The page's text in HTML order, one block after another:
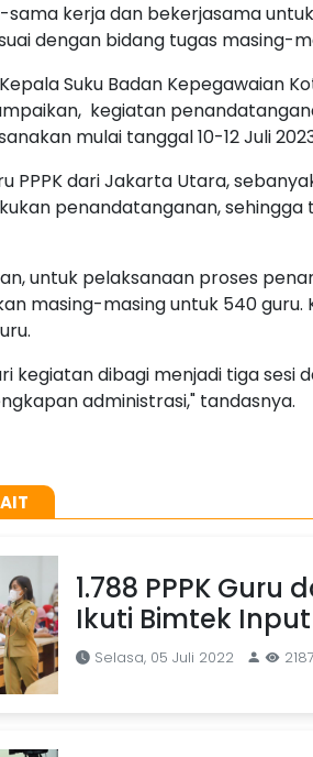
sama kerja dan bekerjasama
dengan bidang tugas masing-
Suku Badan Kepegawaian
kegiatan
mulai tanggal 10-12 Juli
PPPK dari Jakarta Utara,
penandatanganan, sehingga
untuk pelaksanaan proses
masing-masing untuk 540 guru.
kegiatan dibagi menjadi tiga sesi
administrasi," tandasnya.
1.788 PPPK Guru
Ikuti Bimtek
Selasa, 05 Juli 2022 2187